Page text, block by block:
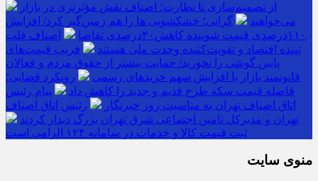
از تصمیم‌سازی تا نظارت؛ اصناف نقش مؤثرتری در بازار
می‌خواهند
گرانی؛ خشکشویی‌ ها را هم زمین‌گیر کرد/ افزایش
۱۱۰درصدی قیمت شوینده کاهش۴۰درصدی تقاضا
اصناف قلب
تپنده اقتصاد و تقویت‌کننده وحدت ملی هستند
فریب قیمت‌های
پایین گوشی را نخورید/ حمایت بیشتر از حقوق مردم و فعالان
قانونمند بازار با افزایش سهم خریدهای رسمی
رویکرد قضایی؛
فاصله قیمت سکه طرح قدیم و جدید را کاهش داد
پیام رئیس
اتاق اصناف تهران به مناسبت روز خبرنگار
رئیس اتاق اصناف
تهران و مدیرکل تامین اجتماعی شرق تهران بزرگ دیدار کردند
ثبت قیمت کالا و خدمات در سامانه ۱۲۴ الزامی است
منوی سایت